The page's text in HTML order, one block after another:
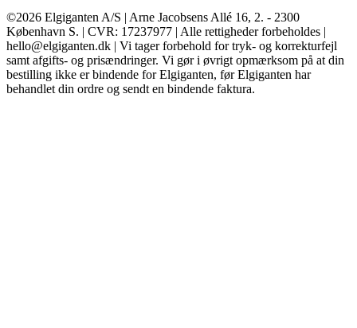
©2026 Elgiganten A/S | Arne Jacobsens Allé 16, 2. - 2300
København S. | CVR: 17237977 | Alle rettigheder forbeholdes |
hello@elgiganten.dk | Vi tager forbehold for tryk- og korrekturfejl
samt afgifts- og prisændringer. Vi gør i øvrigt opmærksom på at din
bestilling ikke er bindende for Elgiganten, før Elgiganten har
behandlet din ordre og sendt en bindende faktura.